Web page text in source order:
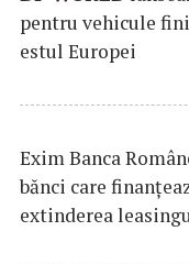
pentru vehicule
estul Europei
Exim Banca
bănci care
extinderea